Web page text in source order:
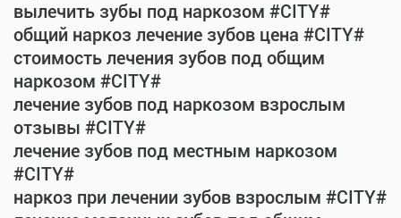
вылечить зубы под наркозом #CITY#
общий наркоз лечение зубов цена #CITY#
стоимость лечения зубов под общим
наркозом #CITY#
лечение зубов под наркозом взрослым
отзывы #CITY#
лечение зубов под местным наркозом
#CITY#
наркоз при лечении зубов взрослым #CITY#